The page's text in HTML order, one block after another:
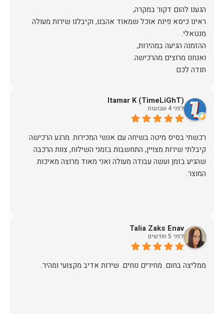
ראינו כיסא פינת אוכל שמאוד אהבנו, וקיבלנו שירות מעולה
תודה לכם
Itamar K (TimeLiGhT)
לפני 4 שבועות
רכשתי בסיס מיטה בשיחה עם אנשי המכירות. מרגע הרכישה
קיבלתי שירות מצויין, התחשבות בזמני השילוח, צוות הרכבה
שהגיע בזמן ועשה עבודה מעולה ואני מאוד מרוצה מאיכות
המוצר.
Talia Zaks Enav
לפני 5 חודשים
ממליצה בחום. מחירים נוחים. שירות אדיב מקצועי ומהיר.